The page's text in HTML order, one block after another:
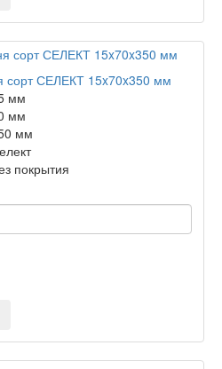
сорт СЕЛЕКТ 15x70x350 мм
мм
мм
мм
покрытия